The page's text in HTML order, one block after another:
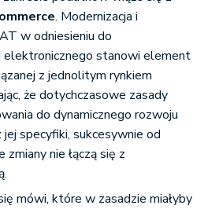
. Modernizacja i
w odniesieniu do
elektronicznego stanowi element
z jednolitym rynkiem
że dotychczasowe zasady
do dynamicznego rozwoju
specyfiki, sukcesywnie od
nie łączą się z
mówi, które w zasadzie miałyby